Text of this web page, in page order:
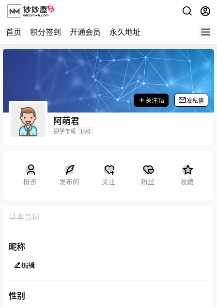
首页 积分签到 开通会员 永久地址
阿萌君
初学乍练 Lv0
关注Ta 发私信
概览 发布的 关注 粉丝 收藏
基本资料
昵称
编辑
性别